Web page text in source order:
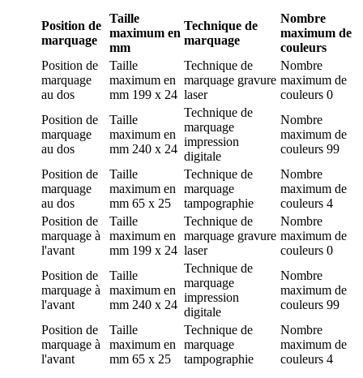
Position de
marquage
Taille
maximum en
mm
Technique de
marquage
Nombre
maximum de
couleurs
Position de
marquage
au dos
Taille
maximum en
mm 199 x 24
Technique de
marquage gravure
laser
Nombre
maximum de
couleurs 0
Position de
marquage
au dos
Taille
maximum en
mm 240 x 24
Technique de
marquage
impression
digitale
Nombre
maximum de
couleurs 99
Position de
marquage
au dos
Taille
maximum en
mm 65 x 25
Technique de
marquage
tampographie
Nombre
maximum de
couleurs 4
Position de
marquage à
l'avant
Taille
maximum en
mm 199 x 24
Technique de
marquage gravure
laser
Nombre
maximum de
couleurs 0
Position de
marquage à
l'avant
Taille
maximum en
mm 240 x 24
Technique de
marquage
impression
digitale
Nombre
maximum de
couleurs 99
Position de
marquage à
l'avant
Taille
maximum en
mm 65 x 25
Technique de
marquage
tampographie
Nombre
maximum de
couleurs 4